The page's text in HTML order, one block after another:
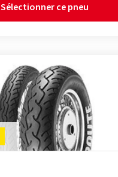
Sélectionner ce pneu